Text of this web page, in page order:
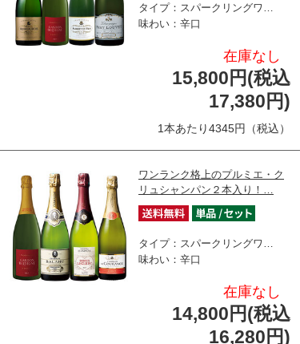
タイプ：スパークリングワ…
味わい：辛口
在庫なし
15,800円(税込
17,380円)
1本あたり4345円（税込）
ワンランク格上のプルミエ・ク
リュシャンパン２本入り！…
タイプ：スパークリングワ…
味わい：辛口
在庫なし
14,800円(税込
16,280円)